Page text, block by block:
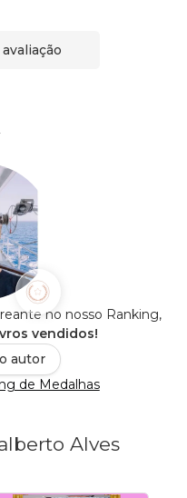
no nosso Ranking,
vendidos!
autor
de Medalhas
Alves